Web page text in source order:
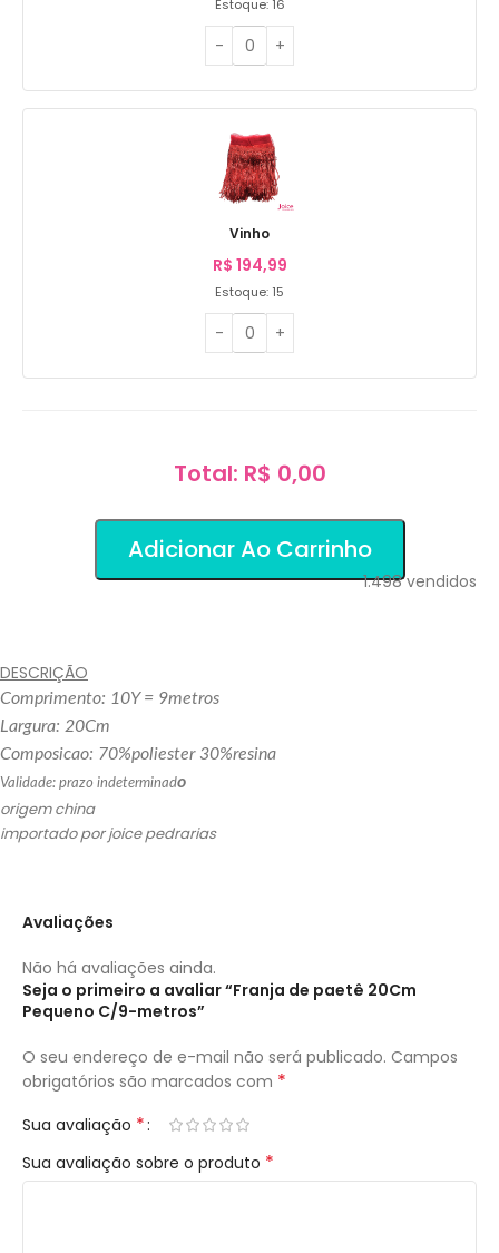
Estoque: 16
Vinho
R$ 194,99
Estoque: 15
Total: R$ 0,00
Adicionar Ao Carrinho
1.498vendidos
DESCRIÇÃO
Comprimento: 10Y = 9metros
Largura: 20Cm
Composicao: 70%poliester 30%resina
Validade: prazo indeterminado
origem china
importado por joice pedrarias
Avaliações
Não há avaliações ainda.
Seja o primeiro a avaliar “Franja de paetê 20Cm
Pequeno C/9-metros”
O seu endereço de e-mail não será publicado. Campos
obrigatórios são marcados com *
Sua avaliação *
Sua avaliação sobre o produto *